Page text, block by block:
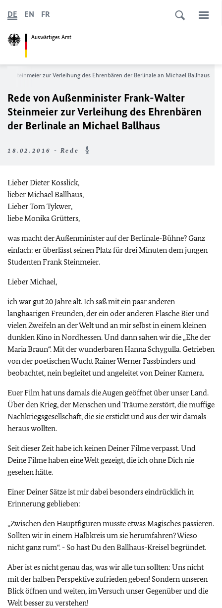
Auswärtiges Amt
DE EN FR
Steinmeier zur Verleihung des Ehrenbären der Berlinale an Michael Ballhaus
Rede von Außenminister Frank-Walter
Steinmeier zur Verleihung des Ehrenbären
der Berlinale an Michael Ballhaus
18.02.2016 - Rede
Lieber Dieter Kosslick,
lieber Michael Ballhaus,
Lieber Tom Tykwer,
liebe Monika Grütters,
was macht der Außenminister auf der Berlinale-Bühne? Ganz
einfach: er überlässt seinen Platz für drei Minuten dem jungen
Studenten Frank Steinmeier.
Lieber Michael,
ich war gut 20 Jahre alt. Ich saß mit ein paar anderen
langhaarigen Freunden, der ein oder anderen Flasche Bier und
vielen Zweifeln an der Welt und an mir selbst in einem kleinen
dunklen Kino in Nordhessen. Und dann sahen wir die „Ehe der
Maria Braun“. Mit der wunderbaren Hanna Schygulla. Getrieben
von der poetischen Wucht Rainer Werner Fassbinders und
beobachtet, nein begleitet und angeleitet von Deiner Kamera.
Euer Film hat uns damals die Augen geöffnet über unser Land.
Über den Krieg, der Menschen und Träume zerstört, die muffige
Nachkriegsgesellschaft, die sie erstickt und aus der wir damals
heraus wollten.
Seit dieser Zeit habe ich keinen Deiner Filme verpasst. Und
Deine Filme haben eine Welt gezeigt, die ich ohne Dich nie
gesehen hätte.
Einer Deiner Sätze ist mir dabei besonders eindrücklich in
Erinnerung geblieben:
„Zwischen den Hauptfiguren musste etwas Magisches passieren.
Sollten wir in einem Halbkreis um sie herumfahren? Wieso
nicht ganz rum“. - So hast Du den Ballhaus-Kreisel begründet.
Aber ist es nicht genau das, was wir alle tun sollten: Uns nicht
mit der halben Perspektive zufrieden geben! Sondern unseren
Blick öffnen und weiten, im Versuch unser Gegenüber und die
Welt besser zu verstehen!